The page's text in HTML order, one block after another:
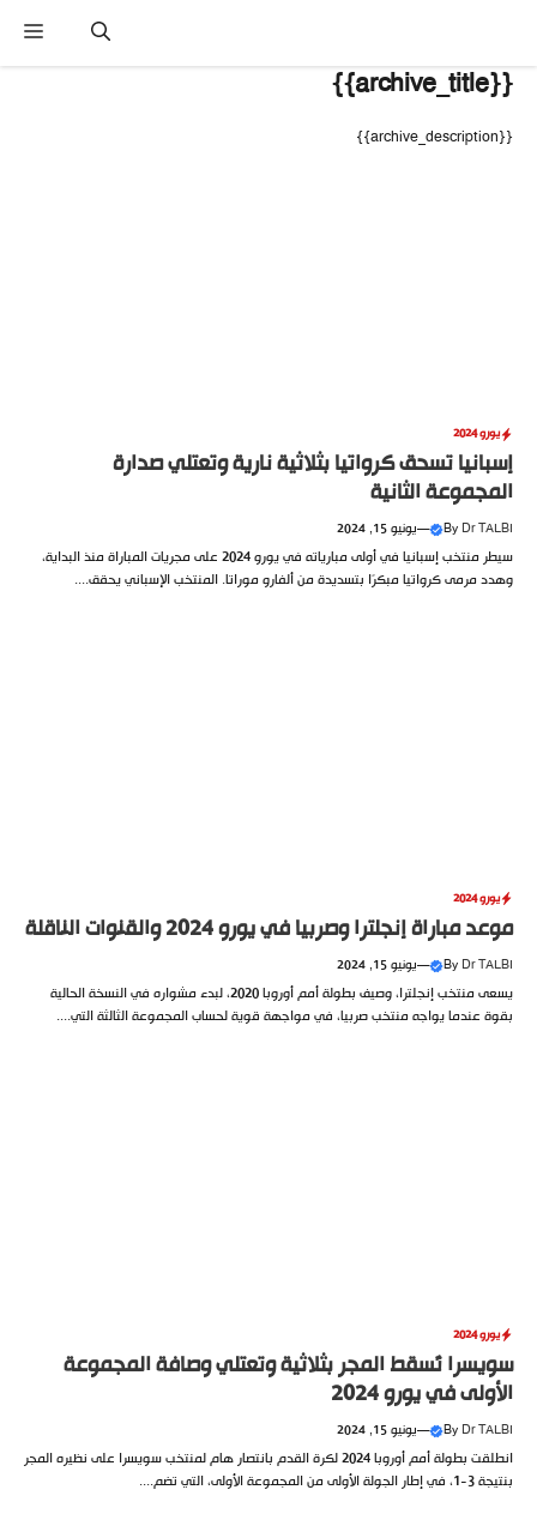
المحتوى
{{archive_title}}
{{archive_description}}
يورو 2024
إسبانيا تسحق كرواتيا بثلاثية نارية وتعتلي صدارة
المجموعة الثانية
By Dr TALBI
—يونيو 15, 2024
سيطر منتخب إسبانيا في أولى مبارياته في يورو 2024 على مجريات المباراة منذ البداية،
وهدد مرمى كرواتيا مبكرًا بتسديدة من ألفارو موراتا. المنتخب الإسباني يحقق....
يورو 2024
موعد مباراة إنجلترا وصربيا في يورو 2024 والقنوات الناقلة
By Dr TALBI
—يونيو 15, 2024
يسعى منتخب إنجلترا، وصيف بطولة أمم أوروبا 2020، لبدء مشواره في النسخة الحالية
بقوة عندما يواجه منتخب صربيا، في مواجهة قوية لحساب المجموعة الثالثة التي....
يورو 2024
سويسرا تُسقط المجر بثلاثية وتعتلي وصافة المجموعة
الأولى في يورو 2024
By Dr TALBI
—يونيو 15, 2024
انطلقت بطولة أمم أوروبا 2024 لكرة القدم بانتصار هام لمنتخب سويسرا على نظيره المجر
بنتيجة 3-1، في إطار الجولة الأولى من المجموعة الأولى، التي تضم....